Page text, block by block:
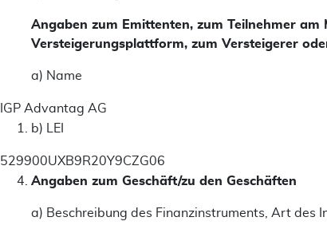
Angaben zum Emittenten, zum Teilnehmer
Versteigerungsplattform, zum Versteigerer
a) Name
IGP Advantag AG
b) LEI
529900UXB9R20Y9CZG06
Angaben zum Geschäft/zu den Geschäften
a) Beschreibung des Finanzinstruments, Art des